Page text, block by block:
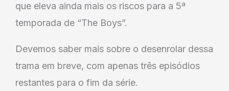
que eleva ainda mais os riscos para a 5ª
temporada de “The Boys”.
Devemos saber mais sobre o desenrolar dessa
trama em breve, com apenas três episódios
restantes para o fim da série.